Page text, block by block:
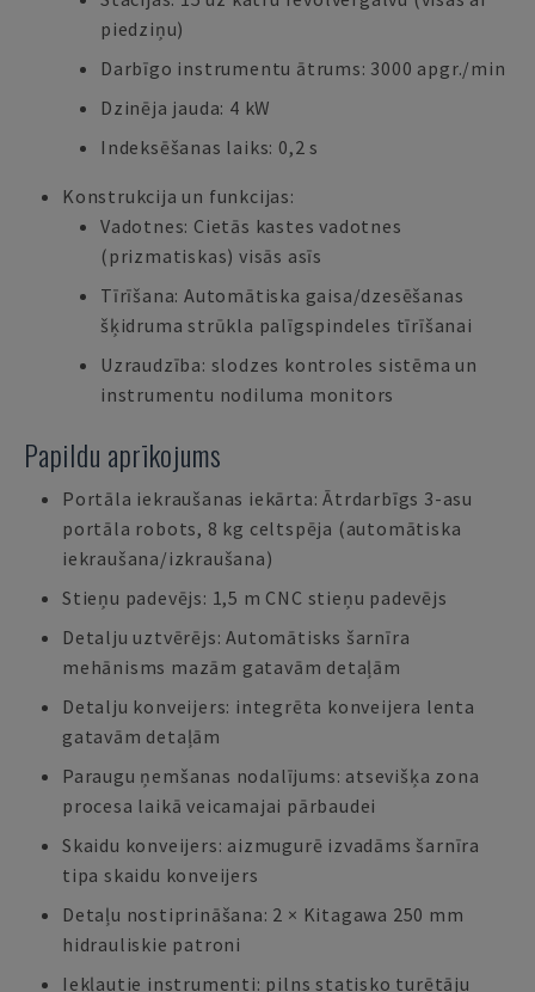
piedziņu)
Darbīgo instrumentu ātrums: 3000 apgr./min
Dzinēja jauda: 4 kW
Indeksēšanas laiks: 0,2 s
Konstrukcija un funkcijas:
Vadotnes: Cietās kastes vadotnes
(prizmatiskas) visās asīs
Tīrīšana: Automātiska gaisa/dzesēšanas
šķidruma strūkla palīgspindeles tīrīšanai
Uzraudzība: slodzes kontroles sistēma un
instrumentu nodiluma monitors
Papildu aprīkojums
Portāla iekraušanas iekārta: Ātrdarbīgs 3-asu
portāla robots, 8 kg celtspēja (automātiska
iekraušana/izkraušana)
Stieņu padevējs: 1,5 m CNC stieņu padevējs
Detalju uztvērējs: Automātisks šarnīra
mehānisms mazām gatavām detaļām
Detalju konveijers: integrēta konveijera lenta
gatavām detaļām
Paraugu ņemšanas nodalījums: atsevišķa zona
procesa laikā veicamajai pārbaudei
Skaidu konveijers: aizmugurē izvadāms šarnīra
tipa skaidu konveijers
Detaļu nostiprināšana: 2 × Kitagawa 250 mm
hidrauliskie patroni
Iekļautie instrumenti: pilns statisko turētāju